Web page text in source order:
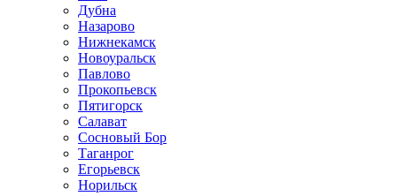
Дубна
Назарово
Нижнекамск
Новоуральск
Павлово
Прокопьевск
Пятигорск
Салават
Сосновый Бор
Таганрог
Егорьевск
Норильск